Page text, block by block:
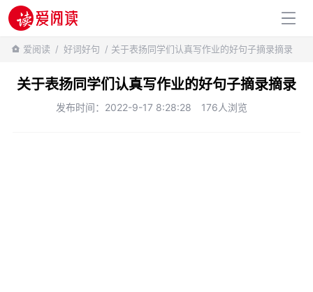
百科知识
爱阅读 / 好词好句 / 关于表扬同学们认真写作业的好句子摘录摘录
关于表扬同学们认真写作业的好句子摘录摘录
发布时间：2022-9-17 8:28:28 176人浏览